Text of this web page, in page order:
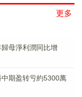
更多
母淨利潤同比增
中期盈转亏約5300萬